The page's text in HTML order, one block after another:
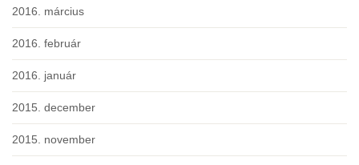
2016. március
2016. február
2016. január
2015. december
2015. november